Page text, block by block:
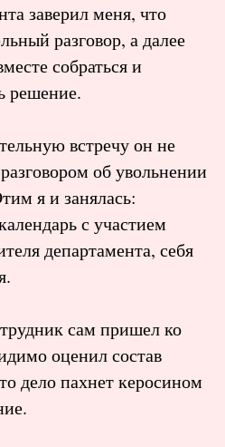
заверил меня, что
разговор, а далее
собраться и
решение.
встречу он не
об увольнении
я и занялась:
с участием
департамента, себя
сам пришел ко
оценил состав
дело пахнет керосином